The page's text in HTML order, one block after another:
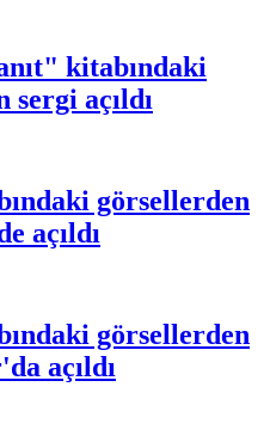
kitabındaki
açıldı
görsellerden
açıldı
görsellerden
açıldı